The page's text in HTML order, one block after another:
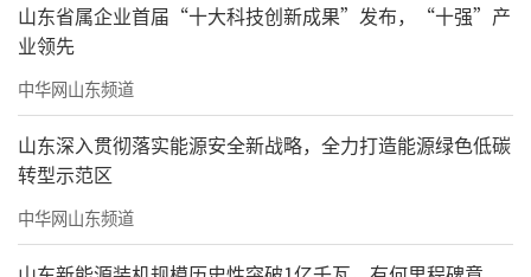
山东省属企业首届“十大科技创新成果”发布，“十强”产
业领先
中华网山东频道
山东深入贯彻落实能源安全新战略，全力打造能源绿色低碳
转型示范区
中华网山东频道